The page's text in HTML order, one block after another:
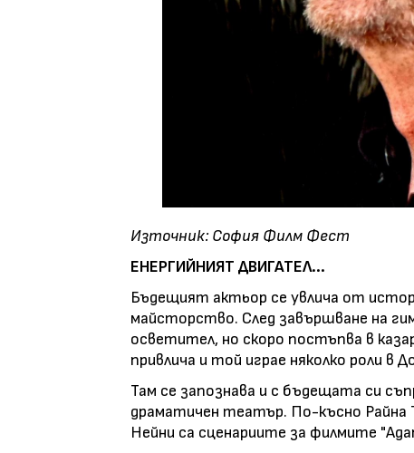
Източник: София Филм Фест
ЕНЕРГИЙНИЯТ ДВИГАТЕЛ...
Бъдещият актьор се увлича от
майсторство. След завършване на
осветител, но скоро постъпва в
привлича и той играе няколко роли в
Там се запознава и с бъдещата си
драматичен театър. По-късно Райна
Нейни са сценариите за филмите